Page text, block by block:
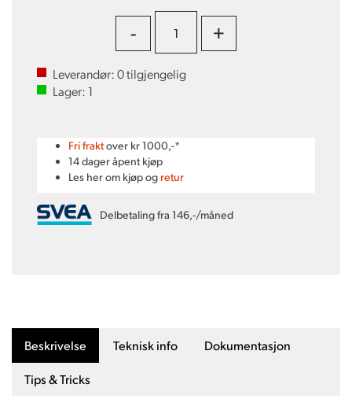
- +
Leverandør:0tilgjengelig
Lager:1
Fri fraktover kr 1000,-*
14 dager åpent kjøp
Les her om kjøp og retur
Delbetaling fra 146,-/måned
Beskrivelse Teknisk info Dokumentasjon
Tips & Tricks